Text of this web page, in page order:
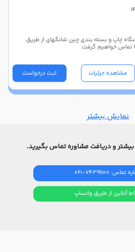
چاپ و بسته بندی چین شانگهای از طریق
تماس خواهیم گرفت.
ثبت درخواست مشاهده جزئیات
نمایش بیشتر
و دریافت مشاوره تماس بگیرید.
74391100-021
آنلاین از طریق واتساپ